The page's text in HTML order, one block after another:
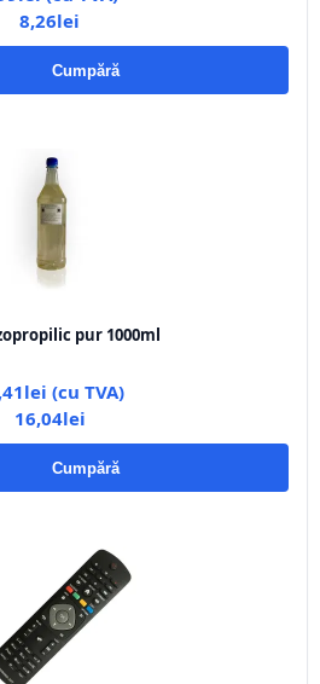
8,26lei
Cumpără
pur 1000ml
(cu TVA)
16,04lei
Cumpără